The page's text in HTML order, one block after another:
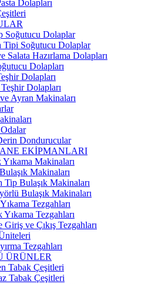
Dolapları
Soğutucu Dolaplar
Tipi Soğutucu Dolaplar
Salata Hazırlama Dolapları
Dolapları
Dolapları
Dolapları
Ayran Makinaları
Dondurucular
EKİPMANLARI
Yıkama Makinaları
Makinaları
Tip Bulaşık Makinaları
Bulaşık Makinaları
Tezgahları
Yıkama Tezgahları
Giriş ve Çıkış Tezgahları
Tezgahları
ÜRÜNLER
Tabak Çeşitleri
Tabak Çeşitleri